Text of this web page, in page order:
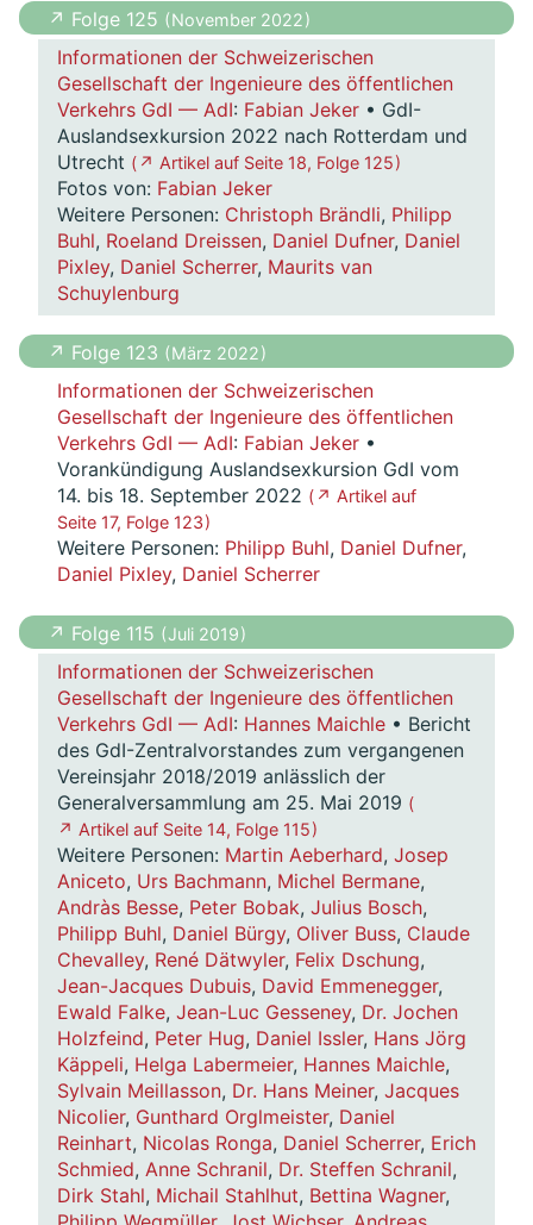
↗ Folge 125 ( November 2022 )
Informationen der Schweizerischen
Gesellschaft der Ingenieure des öffentlichen
Verkehrs GdI — AdI: Fabian Jeker • GdI-
Auslandsexkursion 2022 nach Rotterdam und
Utrecht ( ↗ Artikel auf Seite 18, Folge 125 )
Fotos von: Fabian Jeker
Weitere Personen: Christoph Brändli, Philipp
Buhl, Roeland Dreissen, Daniel Dufner, Daniel
Pixley, Daniel Scherrer, Maurits van
Schuylenburg
↗ Folge 123 ( März 2022 )
Informationen der Schweizerischen
Gesellschaft der Ingenieure des öffentlichen
Verkehrs GdI — AdI: Fabian Jeker •
Vorankündigung Auslandsexkursion GdI vom
14. bis 18. September 2022 ( ↗ Artikel auf
Seite 17, Folge 123 )
Weitere Personen: Philipp Buhl, Daniel Dufner,
Daniel Pixley, Daniel Scherrer
↗ Folge 115 ( Juli 2019 )
Informationen der Schweizerischen
Gesellschaft der Ingenieure des öffentlichen
Verkehrs GdI — AdI: Hannes Maichle • Bericht
des GdI-Zentralvorstandes zum vergangenen
Vereinsjahr 2018/2019 anlässlich der
Generalversammlung am 25. Mai 2019 (
↗ Artikel auf Seite 14, Folge 115 )
Weitere Personen: Martin Aeberhard, Josep
Aniceto, Urs Bachmann, Michel Bermane,
Andràs Besse, Peter Bobak, Julius Bosch,
Philipp Buhl, Daniel Bürgy, Oliver Buss, Claude
Chevalley, René Dätwyler, Felix Dschung,
Jean-Jacques Dubuis, David Emmenegger,
Ewald Falke, Jean-Luc Gesseney, Dr. Jochen
Holzfeind, Peter Hug, Daniel Issler, Hans Jörg
Käppeli, Helga Labermeier, Hannes Maichle,
Sylvain Meillasson, Dr. Hans Meiner, Jacques
Nicolier, Gunthard Orglmeister, Daniel
Reinhart, Nicolas Ronga, Daniel Scherrer, Erich
Schmied, Anne Schranil, Dr. Steffen Schranil,
Dirk Stahl, Michail Stahlhut, Bettina Wagner,